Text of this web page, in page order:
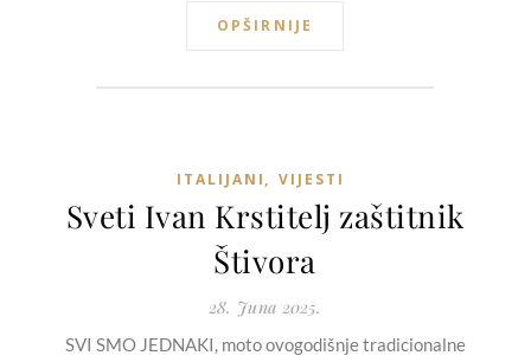
OPŠIRNIJE
ITALIJANI, VIJESTI
Sveti Ivan Krstitelj zaštitnik
Štivora
28. Juna 2025.
SVI SMO JEDNAKI, moto ovogodišnje tradicionalne